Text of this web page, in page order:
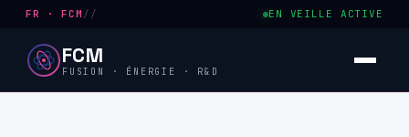
FR · FCM // EN VEILLE ACTIVE
FCM
FUSION · ÉNERGIE · R&D